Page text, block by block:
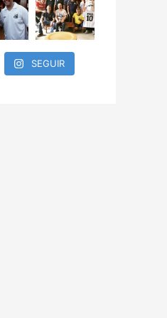
SEGUIR